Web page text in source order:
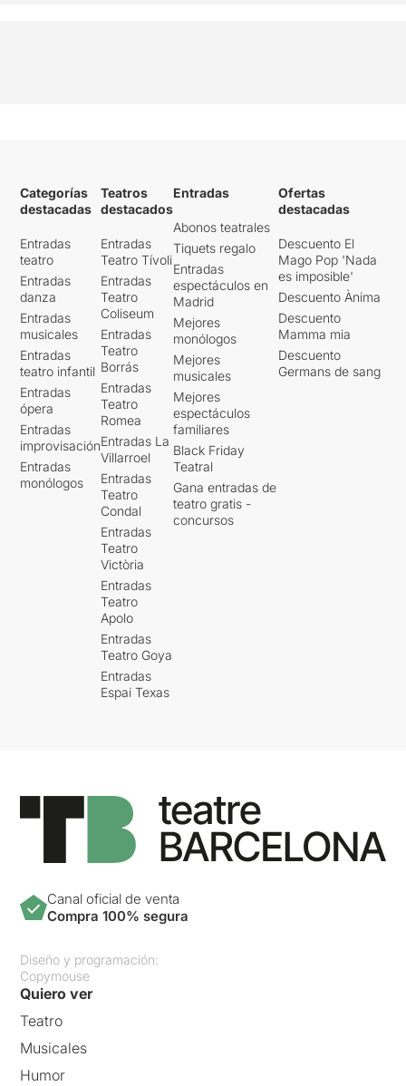
Categorías
destacadas
Entradas
teatro
Entradas
danza
Entradas
musicales
Entradas
teatro infantil
Entradas
ópera
Entradas
improvisación
Entradas
monólogos
Teatros
destacados
Entradas
Teatro Tívoli
Entradas
Teatro
Coliseum
Entradas
Teatro
Borrás
Entradas
Teatro
Romea
Entradas La
Villarroel
Entradas
Teatro
Condal
Entradas
Teatro
Victòria
Entradas
Teatro
Apolo
Entradas
Teatro Goya
Entradas
Espai Texas
Entradas
Abonos teatrales
Tiquets regalo
Entradas
espectáculos en
Madrid
Mejores
monólogos
Mejores
musicales
Mejores
espectáculos
familiares
Black Friday
Teatral
Gana entradas de
teatro gratis -
concursos
Ofertas
destacadas
Descuento El
Mago Pop 'Nada
es imposible'
Descuento Ànima
Descuento
Mamma mia
Descuento
Germans de sang
Canal oficial de venta
Compra 100% segura
Diseño y programación:
Copymouse
Quiero ver
Teatro
Musicales
Humor